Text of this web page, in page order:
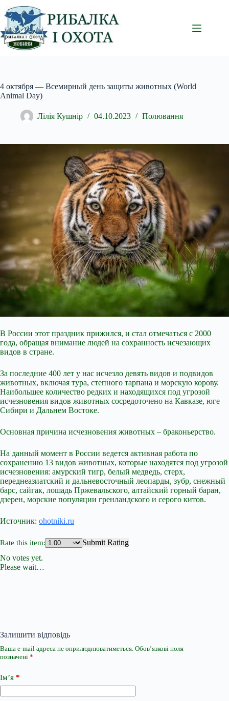
Перейти
до
вмісту
4 октября — Всемирный день защиты животных (World
Animal Day)
Лілія Кушнір 04.10.2023 Полювання
В России этот праздник прижился, и стал отмечаться с 2000
года, обращая внимание людей на сохранность исчезающих
видов в стране.
За последние 400 лет у нас исчезло девять видов и подвидов
животных, включая тура, степного тарпана и морскую корову.
Наибольшее количество редких и находящихся под угрозой
исчезновения видов животных сосредоточено на Кавказе, юге
Сибири и Дальнем Востоке.
Основная причина исчезновения животных – браконьерство.
На данный момент в России ведется активная работа по
сохранению 13 видов животных, которые находятся под угрозой
исчезновения: амурский тигр, белый медведь, стерх,
переднеазиатский и дальневосточный леопарды, зубр, снежный
барс, сайгак, лошадь Пржевальского, алтайский горный баран,
дзерен, морские популяции гренландского и серого китов.
Источник: ohotniki.ru
Rate this item:
Submit Rating
No votes yet.
Please wait…
Залишити відповідь
Ваша e-mail адреса не оприлюднюватиметься. Обов’язкові поля
позначені *
Ім’я *